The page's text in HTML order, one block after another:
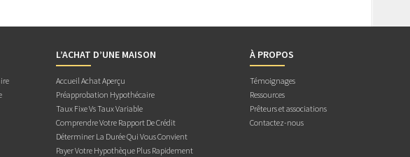
L’ACHAT D’UNE MAISON
Accueil Achat Aperçu
Préapprobation Hypothécaire
Taux Fixe Vs Taux Variable
Comprendre Votre Rapport De Crédit
Déterminer La Durée Qui Vous Convient
Payer Votre Hypothèque Plus Rapidement
À PROPOS
Témoignages
Ressources
Prêteurs et associations
Contactez-nous